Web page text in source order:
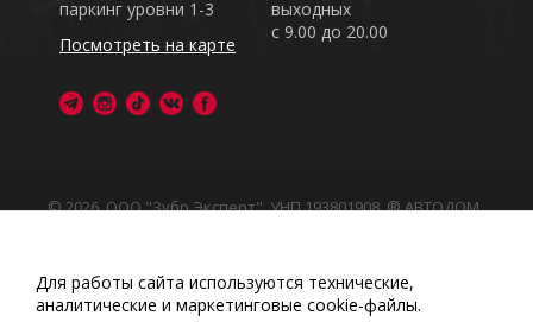
выходных
с 9.00 до 20.00
паркинг уровни 1-3
Посмотреть на карте
© 2026, ООО "Зубр Эксперт", УНП 193801908. ® АВТОДОМ
Обращаем Ваше внимание на то, что данный интернет-
сайт носит исключительно информационный характер
Любое использование либо копирование материалов
Для работы сайта используются технические,
аналитические и маркетинговые сооkіе-файлы.